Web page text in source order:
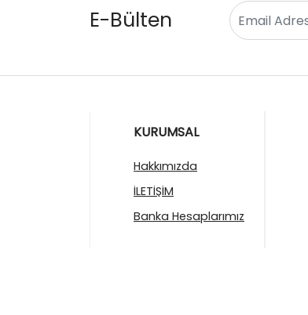
E-Bülten
KURUMSAL
Hakkımızda
İLETİŞİM
Banka Hesaplarımız